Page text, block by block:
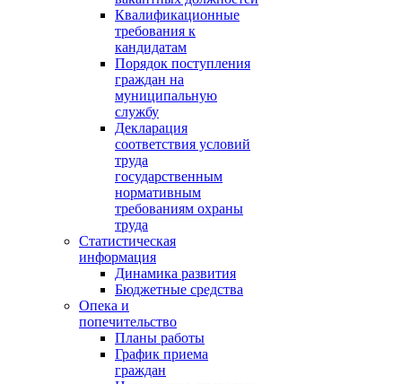
Квалификационные
требования к
кандидатам
Порядок поступления
граждан на
муниципальную
службу
Декларация
соответствия условий
труда
государственным
нормативным
требованиям охраны
труда
Статистическая
информация
Динамика развития
Бюджетные средства
Опека и
попечительство
Планы работы
График приема
граждан